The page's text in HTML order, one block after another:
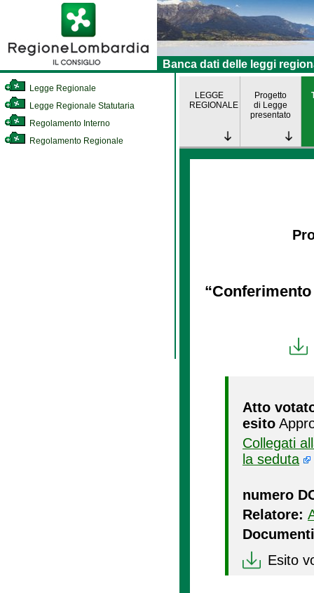
Banca dati delle leggi
Legge Regionale
Legge Regionale Statutaria
Regolamento Interno
Regolamento Regionale
LEGGE
REGIONALE
Progetto
di Legge
presentato
Atto
esito
Collegati
la seduta
numero
Relatore:
Esito